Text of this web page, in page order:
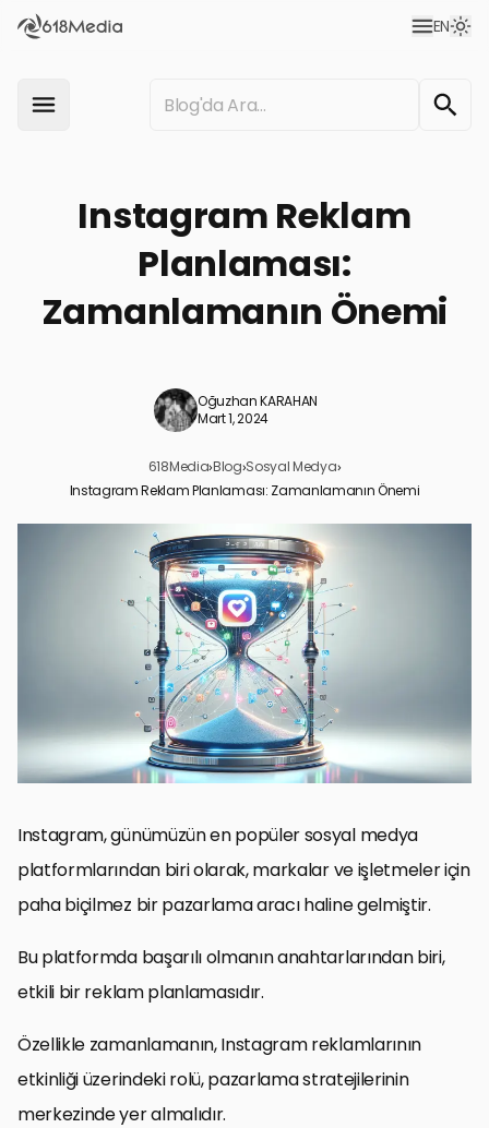
EN
Instagram Reklam
Planlaması:
Zamanlamanın Önemi
Oğuzhan KARAHAN
Mart 1, 2024
618Media›Blog›Sosyal Medya›
Instagram Reklam Planlaması: Zamanlamanın Önemi
Instagram Reklam Planlamasının Temelleri
Zamanlamanın Reklam Başarısındaki Rolü
Bütçe Yönetimi ve Maliyet Optimizasyonu
Reklam Formatları ve Görsel İçeriklerin Etkisi
Hedef Kitleye Ulaşmada Demografik ve Psikografik
Segmentasyonun Önemi
Reklam Kampanyalarının Performans Analizi ve Optimizasyonu
Instagram Reklamlarında Hikaye Anlatımının Gücü
Instagram Reklam Planlamasının Başarılı Yolculuğu
Instagram Reklam Planlaması: Sıkça Sorulan Sorular
Instagram, günümüzün en popüler sosyal medya
platformlarından biri olarak, markalar ve işletmeler için
paha biçilmez bir pazarlama aracı haline gelmiştir.
Bu platformda başarılı olmanın anahtarlarından biri,
etkili bir reklam planlamasıdır.
Özellikle zamanlamanın, Instagram reklamlarının
etkinliği üzerindeki rolü, pazarlama stratejilerinin
merkezinde yer almalıdır.